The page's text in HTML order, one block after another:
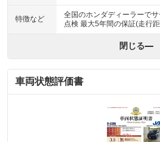
特徴など
全国のホンダディーラーで
点検 最大5年間の保証(走行
閉じる
車両状態評価書